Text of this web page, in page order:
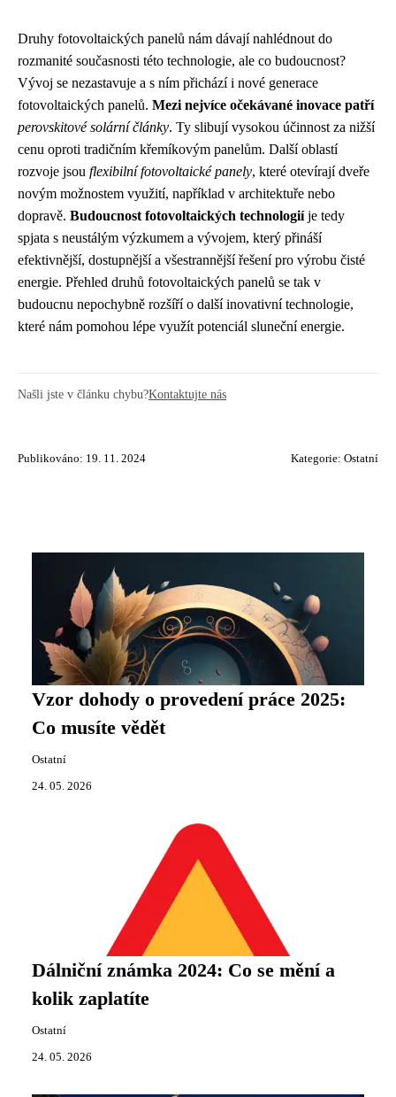
Druhy fotovoltaických panelů nám dávají nahlédnout do
rozmanité současnosti této technologie, ale co budoucnost?
Vývoj se nezastavuje a s ním přichází i nové generace
fotovoltaických panelů. Mezi nejvíce očekávané inovace patří
perovskitové solární články. Ty slibují vysokou účinnost za nižší
cenu oproti tradičním křemíkovým panelům. Další oblastí
rozvoje jsou flexibilní fotovoltaické panely, které otevírají dveře
novým možnostem využití, například v architektuře nebo
dopravě. Budoucnost fotovoltaických technologiíje tedy
spjata s neustálým výzkumem a vývojem, který přináší
efektivnější, dostupnější a všestrannější řešení pro výrobu čisté
energie. Přehled druhů fotovoltaických panelů se tak v
budoucnu nepochybně rozšíří o další inovativní technologie,
které nám pomohou lépe využít potenciál sluneční energie.
Našli jste v článku chybu?Kontaktujte nás
Publikováno: 19. 11. 2024 Kategorie: Ostatní
Vzor dohody o provedení práce 2025:
Co musíte vědět
Ostatní
24. 05. 2026
Dálniční známka 2024: Co se mění a
kolik zaplatíte
Ostatní
24. 05. 2026